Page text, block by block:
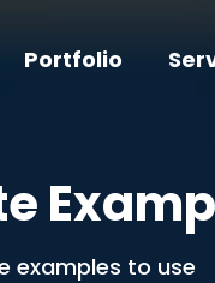
Portfolio
examples to use